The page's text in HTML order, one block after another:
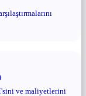
ve maliyetlerini